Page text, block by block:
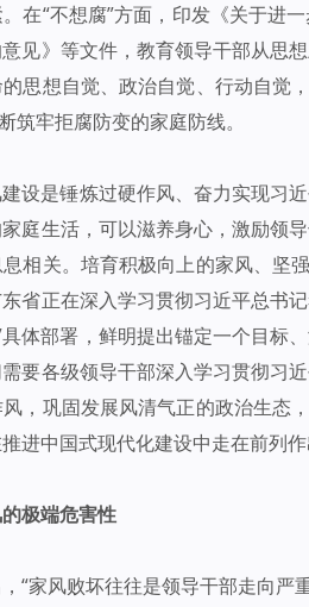
在“不想腐”方面，印发《关于进
见》等文件，教育领导干部从思
思想自觉、政治自觉、行动自觉
筑牢拒腐防变的家庭防线。
设是锤炼过硬作风、奋力实现习
庭生活，可以滋养身心，激励领
相关。培育积极向上的家风、坚
省正在深入学习贯彻习近平总书
具体部署，鲜明提出锚定一个目标
要各级领导干部深入学习贯彻习
，巩固发展风清气正的政治生态
进中国式现代化建设中走在前列
极端危害性
“家风败坏往往是领导干部走向严